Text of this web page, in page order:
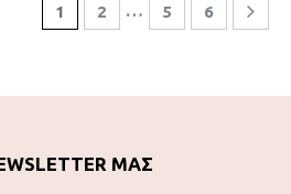
1 2 … 5 6
ΜΑΣ